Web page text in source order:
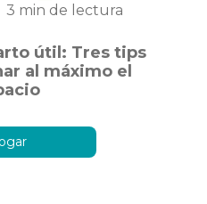
3 min de lectura
útil: Tres tips
al máximo el